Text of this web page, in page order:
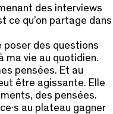
des interviews
ce qu’on partage dans
poser des questions
ma vie au quotidien.
pensées. Et au
être agissante. Elle
des pensées.
au plateau gagner